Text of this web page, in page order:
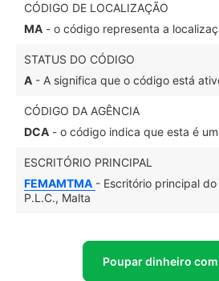
CÓDIGO DE LOCALIZAÇÃO
MA - o código representa a
STATUS DO CÓDIGO
A - A significa que o código está
CÓDIGO DA AGÊNCIA
DCA - o código indica que esta é
ESCRITÓRIO PRINCIPAL
FEMAMTMA - Escritório principal do
P.L.C., Malta
Poupar dinheiro com